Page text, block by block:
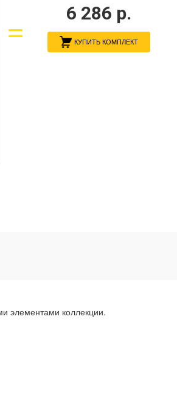
6 286 р.
КУПИТЬ КОМПЛЕКТ
элементами коллекции.